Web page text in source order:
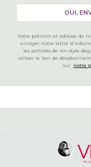
Votre prénom et adresse de
envoyer notre lettre
les activités de vin-style-
utiliser le lien de
sur notre